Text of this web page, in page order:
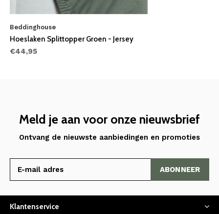
Beddinghouse
Hoeslaken Splittopper Groen - Jersey
€44,95
Meld je aan voor onze nieuwsbrief
Ontvang de nieuwste aanbiedingen en promoties
ABONNEER
Klantenservice